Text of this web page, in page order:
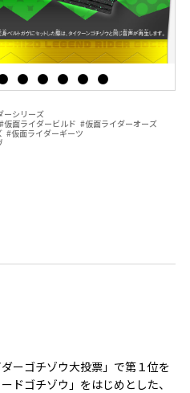
ーシリーズ
#仮面ライダービルド #仮面ライダーオーズ
#仮面ライダーギーツ
ーゴチゾウ大投票」で第１位を
ドゴチゾウ」をはじめとした、